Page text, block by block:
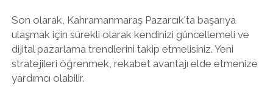
Son olarak, Kahramanmaraş Pazarcık'ta başarıya
ulaşmak için sürekli olarak kendinizi güncellemeli ve
dijital pazarlama trendlerini takip etmelisiniz. Yeni
stratejileri öğrenmek, rekabet avantajı elde etmenize
yardımcı olabilir.